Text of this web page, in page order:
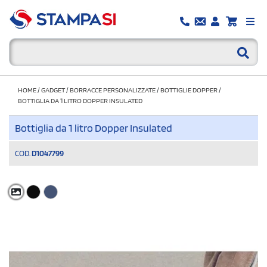
HOME/GADGET/BORRACCE PERSONALIZZATE/BOTTIGLIE DOPPER/
BOTTIGLIA DA 1 LITRO DOPPER INSULATED
Bottiglia da 1 litro Dopper Insulated
COD. D1047799